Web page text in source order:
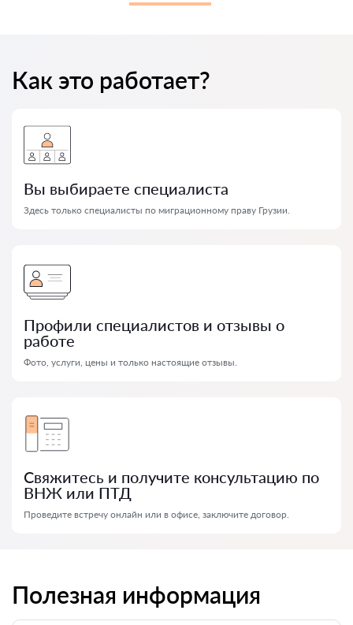
Как это работает?
Вы выбираете специалиста
Здесь только специалисты по миграционному праву Грузии.
Профили специалистов и отзывы о
работе
Фото, услуги, цены и только настоящие отзывы.
Свяжитесь и получите консультацию по
ВНЖ или ПТД
Проведите встречу онлайн или в офисе, заключите договор.
Полезная информация